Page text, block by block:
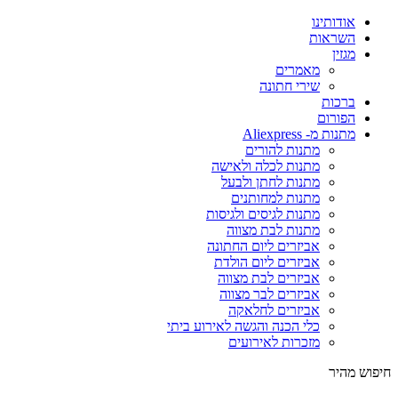
אודותינו
השראות
מגזין
מאמרים
שירי חתונה
ברכות
הפורום
מתנות מ- Aliexpress
מתנות להורים
מתנות לכלה ולאישה
מתנות לחתן ולבעל
מתנות למחותנים
מתנות לגיסים ולגיסות
מתנות לבת מצווה
אביזרים ליום החתונה
אביזרים ליום הולדת
אביזרים לבת מצווה
אביזרים לבר מצווה
אביזרים לחלאקה
כלי הכנה והגשה לאירוע ביתי
מזכרות לאירועים
חיפוש מהיר